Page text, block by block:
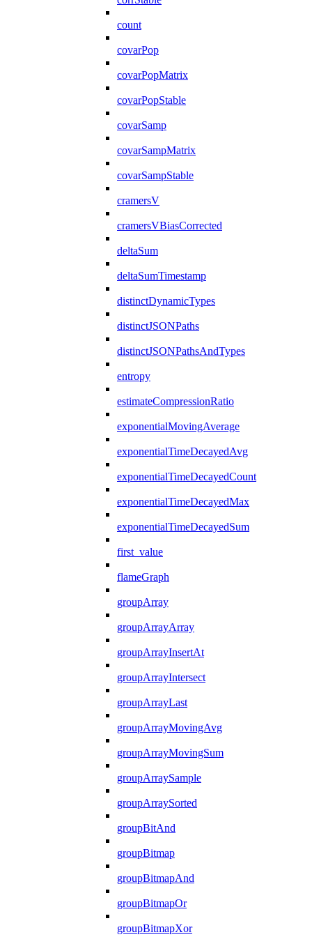
count
covarPop
covarPopMatrix
covarPopStable
covarSamp
covarSampMatrix
covarSampStable
cramersV
cramersVBiasCorrected
deltaSum
deltaSumTimestamp
distinctDynamicTypes
distinctJSONPaths
distinctJSONPathsAndTypes
entropy
estimateCompressionRatio
exponentialMovingAverage
exponentialTimeDecayedAvg
exponentialTimeDecayedCount
exponentialTimeDecayedMax
exponentialTimeDecayedSum
first_value
flameGraph
groupArray
groupArrayArray
groupArrayInsertAt
groupArrayIntersect
groupArrayLast
groupArrayMovingAvg
groupArrayMovingSum
groupArraySample
groupArraySorted
groupBitAnd
groupBitmap
groupBitmapAnd
groupBitmapOr
groupBitmapXor